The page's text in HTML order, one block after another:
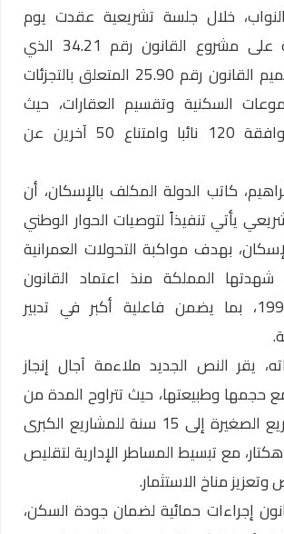
خلال جلسة تشريعية عقدت يوم
الاثنين، بالأغلبية على مشروع القانون رقم 34.21 الذي
يقضي بتغيير وتتميم القانون رقم 25.90 المتعلق بالتجزئات
السكنية وتقسيم العقارات، حيث
حظي النص بموافقة 120 نائبا وامتناع 50 آخرين عن
كاتب الدولة المكلف بالإسكان، أن
يأتي تنفيذاً لتوصيات الحوار الوطني
بهدف مواكبة التحولات العمرانية
شهدتها المملكة منذ اعتماد القانون
السابق سنة 1992، بما يضمن فاعلية أكبر في تدبير
يقر النص الجديد ملاءمة آجال إنجاز
حجمها وطبيعتها، حيث تتراوح المدة من
3 سنوات للمشاريع الصغيرة إلى 15 سنة للمشاريع الكبرى
التي تتجاوز 400 هكتار، مع تبسيط المساطر الإدارية لتقليص
وتعزيز مناخ الاستثمار.
إجراءات حمائية لضمان جودة السكن،